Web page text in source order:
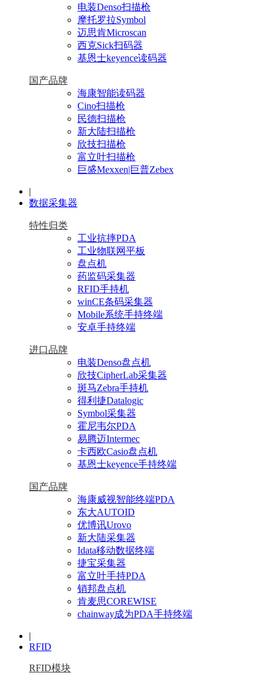
电装Denso扫描枪
摩托罗拉Symbol
迈思肯Microscan
西克Sick扫码器
基恩士keyence读码器
国产品牌
海康智能读码器
Cino扫描枪
民德扫描枪
新大陆扫描枪
欣技扫描枪
富立叶扫描枪
巨盛Mexxen|巨普Zebex
|
数据采集器
特性归类
工业抗摔PDA
工业物联网平板
盘点机
药监码采集器
RFID手持机
winCE条码采集器
Mobile系统手持终端
安卓手持终端
进口品牌
电装Denso盘点机
欣技CipherLab采集器
斑马Zebra手持机
得利捷Datalogic
Symbol采集器
霍尼韦尔PDA
易腾迈Intermec
卡西欧Casio盘点机
基恩士keyence手持终端
国产品牌
海康威视智能终端PDA
东大AUTOID
优博讯Urovo
新大陆采集器
Idata移动数据终端
捷宝采集器
富立叶手持PDA
销邦盘点机
肯麦思COREWISE
chainway成为PDA手持终端
|
RFID
RFID模块